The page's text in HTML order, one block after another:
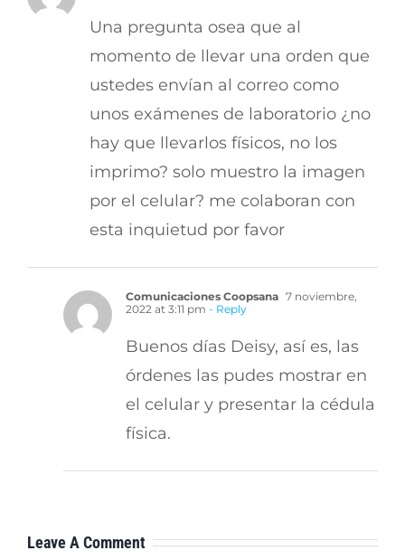
Una pregunta osea que al
momento de llevar una orden que
ustedes envían al correo como
unos exámenes de laboratorio ¿no
hay que llevarlos físicos, no los
imprimo? solo muestro la imagen
por el celular? me colaboran con
esta inquietud por favor
Comunicaciones Coopsana 7 noviembre,
2022 at 3:11 pm - Reply
Buenos días Deisy, así es, las
órdenes las pudes mostrar en
el celular y presentar la cédula
física.
Leave A Comment